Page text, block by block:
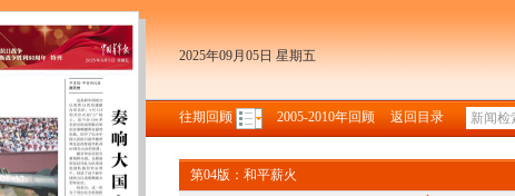
2025年09月05日 星期五
往期回顾 2005-2010年回顾 返回目录
第04版：和平薪火